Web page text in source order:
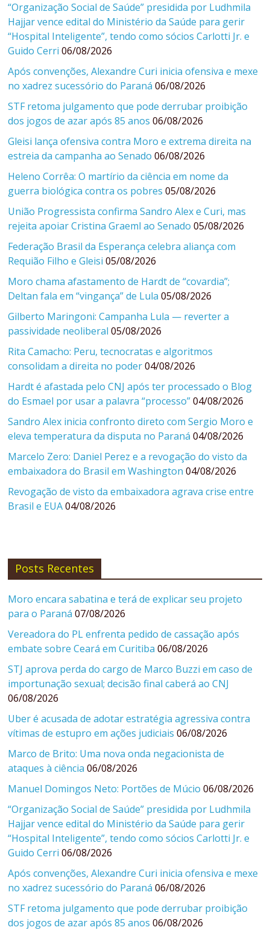
“Organização Social de Saúde” presidida por Ludhmila
Hajjar vence edital do Ministério da Saúde para gerir
“Hospital Inteligente”, tendo como sócios Carlotti Jr. e
Guido Cerri 06/08/2026
Após convenções, Alexandre Curi inicia ofensiva e mexe
no xadrez sucessório do Paraná 06/08/2026
STF retoma julgamento que pode derrubar proibição
dos jogos de azar após 85 anos 06/08/2026
Gleisi lança ofensiva contra Moro e extrema direita na
estreia da campanha ao Senado 06/08/2026
Heleno Corrêa: O martírio da ciência em nome da
guerra biológica contra os pobres 05/08/2026
União Progressista confirma Sandro Alex e Curi, mas
rejeita apoiar Cristina Graeml ao Senado 05/08/2026
Federação Brasil da Esperança celebra aliança com
Requião Filho e Gleisi 05/08/2026
Moro chama afastamento de Hardt de “covardia”;
Deltan fala em “vingança” de Lula 05/08/2026
Gilberto Maringoni: Campanha Lula — reverter a
passividade neoliberal 05/08/2026
Rita Camacho: Peru, tecnocratas e algoritmos
consolidam a direita no poder 04/08/2026
Hardt é afastada pelo CNJ após ter processado o Blog
do Esmael por usar a palavra “processo” 04/08/2026
Sandro Alex inicia confronto direto com Sergio Moro e
eleva temperatura da disputa no Paraná 04/08/2026
Marcelo Zero: Daniel Perez e a revogação do visto da
embaixadora do Brasil em Washington 04/08/2026
Revogação de visto da embaixadora agrava crise entre
Brasil e EUA 04/08/2026
Posts Recentes
Moro encara sabatina e terá de explicar seu projeto
para o Paraná 07/08/2026
Vereadora do PL enfrenta pedido de cassação após
embate sobre Ceará em Curitiba 06/08/2026
STJ aprova perda do cargo de Marco Buzzi em caso de
importunação sexual; decisão final caberá ao CNJ
06/08/2026
Uber é acusada de adotar estratégia agressiva contra
vítimas de estupro em ações judiciais 06/08/2026
Marco de Brito: Uma nova onda negacionista de
ataques à ciência 06/08/2026
Manuel Domingos Neto: Portões de Múcio 06/08/2026
“Organização Social de Saúde” presidida por Ludhmila
Hajjar vence edital do Ministério da Saúde para gerir
“Hospital Inteligente”, tendo como sócios Carlotti Jr. e
Guido Cerri 06/08/2026
Após convenções, Alexandre Curi inicia ofensiva e mexe
no xadrez sucessório do Paraná 06/08/2026
STF retoma julgamento que pode derrubar proibição
dos jogos de azar após 85 anos 06/08/2026